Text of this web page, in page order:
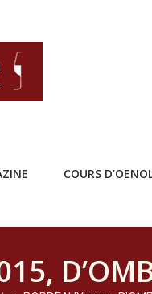
COURS